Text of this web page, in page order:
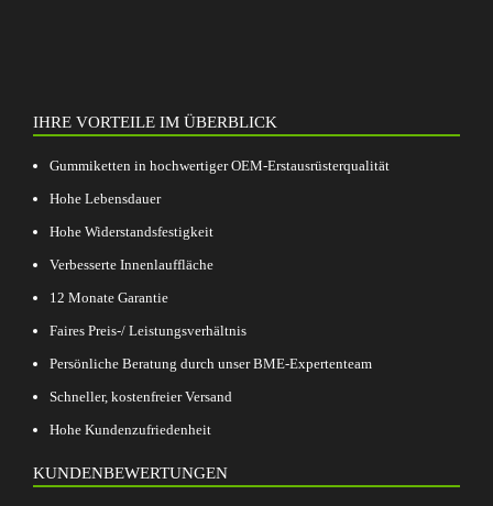
IHRE VORTEILE IM ÜBERBLICK
Gummiketten in hochwertiger OEM-Erstausrüsterqualität
Hohe Lebensdauer
Hohe Widerstandsfestigkeit
Verbesserte Innenlauffläche
12 Monate Garantie
Faires Preis-/ Leistungsverhältnis
Persönliche Beratung durch unser BME-Expertenteam
Schneller, kostenfreier Versand
Hohe Kundenzufriedenheit
KUNDENBEWERTUNGEN